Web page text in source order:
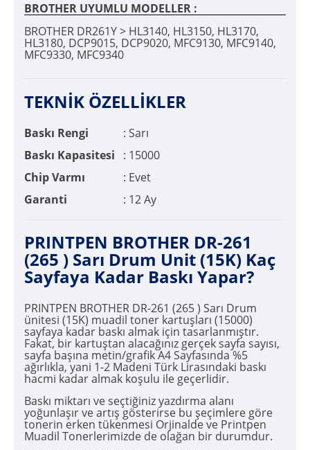
BROTHER UYUMLU MODELLER :
BROTHER DR261Y > HL3140, HL3150, HL3170,
HL3180, DCP9015, DCP9020, MFC9130, MFC9140,
MFC9330, MFC9340
TEKNİK ÖZELLİKLER
Baskı Rengi
: Sarı
Baskı Kapasitesi
: 15000
Chip Varmı
: Evet
Garanti
: 12 Ay
PRINTPEN BROTHER DR-261
(265 ) Sarı Drum Unit (15K) Kaç
Sayfaya Kadar Baskı Yapar?
PRINTPEN BROTHER DR-261 (265 ) Sarı Drum
ünitesi (15K) muadil toner kartuşları (15000)
sayfaya kadar baskı almak için tasarlanmıştır.
Fakat, bir kartuştan alacağınız gerçek sayfa sayısı,
sayfa başına metin/grafik A4 Sayfasında %5
ağırlıkla, yani 1-2 Madeni Türk Lirasındaki baskı
hacmi kadar almak koşulu ile geçerlidir.
Baskı miktarı ve seçtiğiniz yazdırma alanı
yoğunlaşır ve artış gösterirse bu şeçimlere göre
tonerin erken tükenmesi Orjinalde ve Printpen
Muadil Tonerlerimizde de olağan bir durumdur.